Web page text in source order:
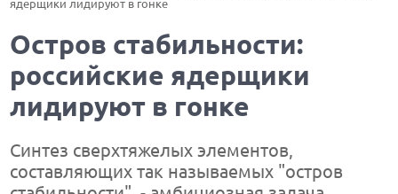
ядерщики лидируют в гонке
Остров стабильности:
российские ядерщики
лидируют в гонке
Синтез сверхтяжелых элементов,
составляющих так называемых "остров